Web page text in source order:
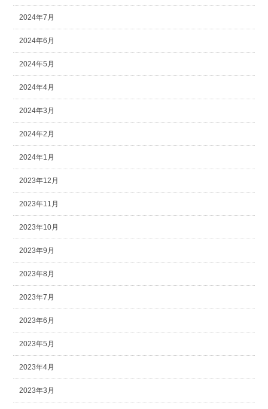
2024年7月
2024年6月
2024年5月
2024年4月
2024年3月
2024年2月
2024年1月
2023年12月
2023年11月
2023年10月
2023年9月
2023年8月
2023年7月
2023年6月
2023年5月
2023年4月
2023年3月